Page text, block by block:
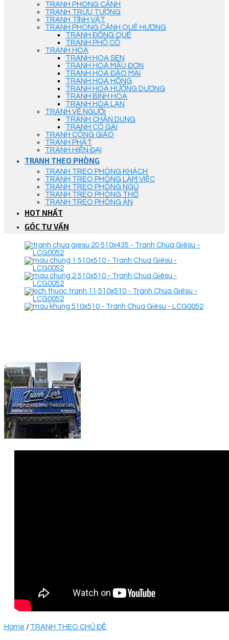
TRANH PHONG CẢNH
TRANH TRỪU TƯỢNG
TRANH TĨNH VẬT
TRANH PHONG CẢNH QUÊ HƯƠNG
TRANH ĐỒNG QUÊ
TRANH PHỐ CỔ
TRANH HOA
TRANH HOA SEN
TRANH HOA MẪU ĐƠN
TRANH HOA ĐÀO MAI
TRANH HOA HỒNG
TRANH HOA HƯỚNG DƯƠNG
TRANH BÌNH HOA
TRANH HOA LAN
TRANH VẼ NGƯỜI
TRANH CHÂN DUNG
TRANH CÔ GÁI
TRANH CÔNG GIÁO
TRANH PHẬT
TRANH HIỆN ĐẠI
TRANH THEO PHÒNG
TRANH TREO PHÒNG KHÁCH
TRANH TREO PHÒNG LÀM VIỆC
TRANH TREO PHÒNG NGỦ
TRANH TREO PHÒNG THỜ
TRANH TREO PHÒNG ĂN
HOT NHẤT
GÓC TƯ VẤN
Home / TRANH THEO CHỦ ĐỀ